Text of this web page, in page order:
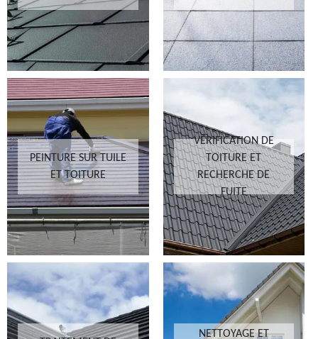
PEINTURE SUR TUILE
ET TOITURE
VÉRIFICATION DE
TOITURE ET
RECHERCHE DE
FUITE
NETTOYAGE ET